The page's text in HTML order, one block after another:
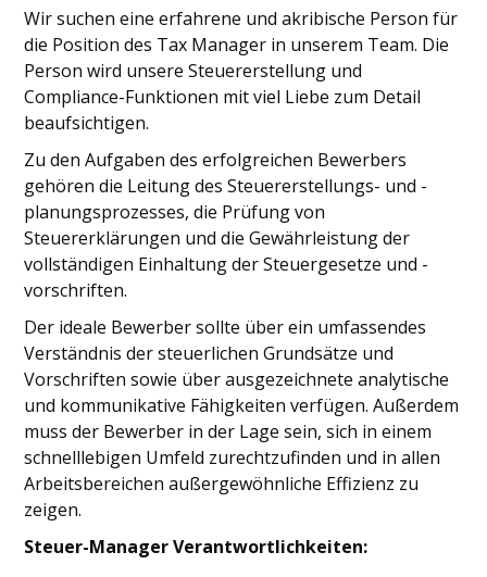
Wir suchen eine erfahrene und akribische Person für
die Position des Tax Manager in unserem Team. Die
Person wird unsere Steuererstellung und
Compliance-Funktionen mit viel Liebe zum Detail
beaufsichtigen.
Zu den Aufgaben des erfolgreichen Bewerbers
gehören die Leitung des Steuererstellungs- und -
planungsprozesses, die Prüfung von
Steuererklärungen und die Gewährleistung der
vollständigen Einhaltung der Steuergesetze und -
vorschriften.
Der ideale Bewerber sollte über ein umfassendes
Verständnis der steuerlichen Grundsätze und
Vorschriften sowie über ausgezeichnete analytische
und kommunikative Fähigkeiten verfügen. Außerdem
muss der Bewerber in der Lage sein, sich in einem
schnelllebigen Umfeld zurechtzufinden und in allen
Arbeitsbereichen außergewöhnliche Effizienz zu
zeigen.
Steuer-Manager Verantwortlichkeiten: